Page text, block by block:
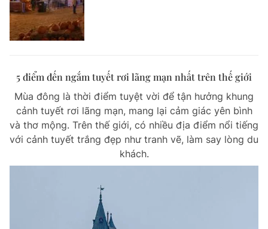
5 điểm đến ngắm tuyết rơi lãng mạn nhất trên thế giới
Mùa đông là thời điểm tuyệt vời để tận hưởng khung
cảnh tuyết rơi lãng mạn, mang lại cảm giác yên bình
và thơ mộng. Trên thế giới, có nhiều địa điểm nổi tiếng
với cảnh tuyết trắng đẹp như tranh vẽ, làm say lòng du
khách.